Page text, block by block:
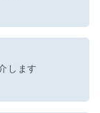
します